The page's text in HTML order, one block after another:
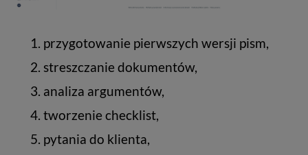
przygotowanie pierwszych wersji pism,
streszczanie dokumentów,
analiza argumentów,
tworzenie checklist,
pytania do klienta,